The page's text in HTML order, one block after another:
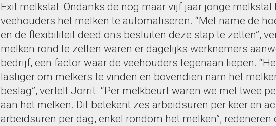
Exit melkstal. Ondanks de nog maar vijf jaar jonge melkstal
veehouders het melken te automatiseren. “Met name de
en de flexibiliteit deed ons besluiten deze stap te zetten”,
melken rond te zetten waren er dagelijks werknemers
bedrijf, een factor waar de veehouders tegenaan liepen.
lastiger om melkers te vinden en bovendien nam het
beslag”, vertelt Jorrit. “Per melkbeurt waren we met twee
aan het melken. Dit betekent zes arbeidsuren per keer en
arbeidsuren per dag, enkel rondom het melken”, redeneren